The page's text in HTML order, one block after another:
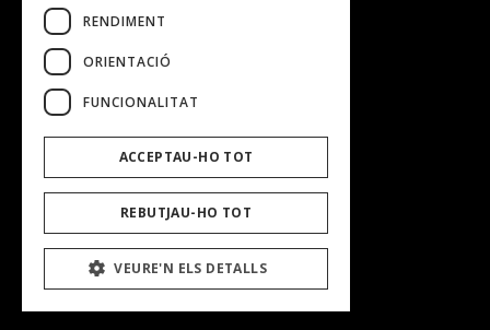
Fundació Mallorca Literària
Entitat
Transparència
Avis Legal
Política de galetes
Política de Privacitat
RENDIMENT
ORIENTACIÓ
FUNCIONALITAT
ACCEPTAU-HO TOT
REBUTJAU-HO TOT
VEURE'N ELS DETALLS